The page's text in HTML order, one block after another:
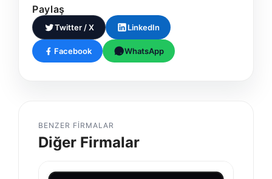
Paylaş
Twitter / X LinkedIn
Facebook WhatsApp
BENZER FIRMALAR
Diğer Firmalar